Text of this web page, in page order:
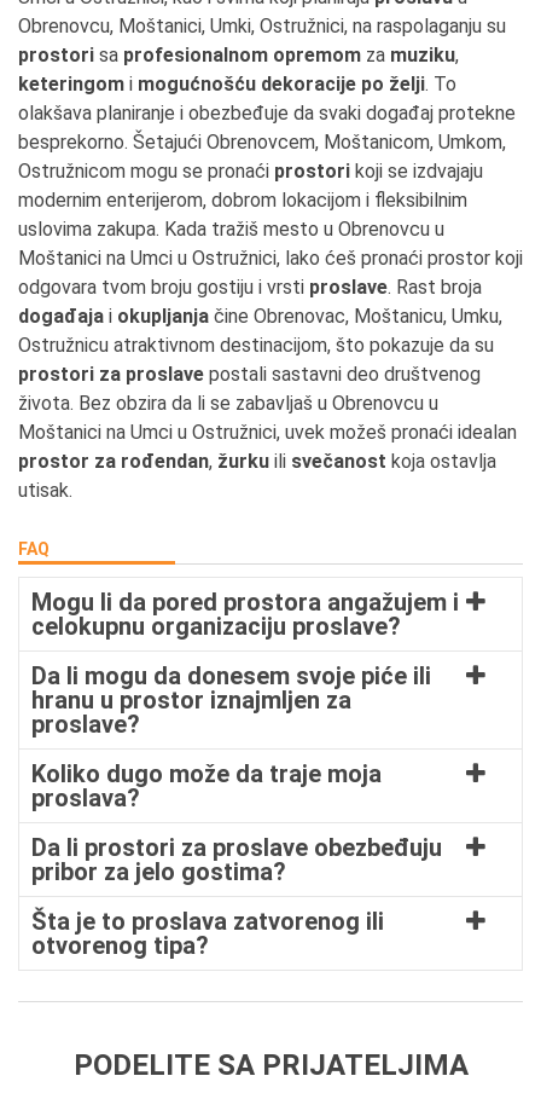
Obrenovcu, Moštanici, Umki, Ostružnici, na raspolaganju su
prostori sa profesionalnom opremom za muziku,
keteringom i mogućnošću dekoracije po želji. To
olakšava planiranje i obezbeđuje da svaki događaj protekne
besprekorno. Šetajući Obrenovcem, Moštanicom, Umkom,
Ostružnicom mogu se pronaći prostori koji se izdvajaju
modernim enterijerom, dobrom lokacijom i fleksibilnim
uslovima zakupa. Kada tražiš mesto u Obrenovcu u
Moštanici na Umci u Ostružnici, lako ćeš pronaći prostor koji
odgovara tvom broju gostiju i vrsti proslave. Rast broja
događaja i okupljanja čine Obrenovac, Moštanicu, Umku,
Ostružnicu atraktivnom destinacijom, što pokazuje da su
prostori za proslave postali sastavni deo društvenog
života. Bez obzira da li se zabavljaš u Obrenovcu u
Moštanici na Umci u Ostružnici, uvek možeš pronaći idealan
prostor za rođendan, žurku ili svečanost koja ostavlja
utisak.
FAQ
Mogu li da pored prostora angažujem i
celokupnu organizaciju proslave?
Da li mogu da donesem svoje piće ili
hranu u prostor iznajmljen za
proslave?
Koliko dugo može da traje moja
proslava?
Da li prostori za proslave obezbeđuju
pribor za jelo gostima?
Šta je to proslava zatvorenog ili
otvorenog tipa?
PODELITE SA PRIJATELJIMA